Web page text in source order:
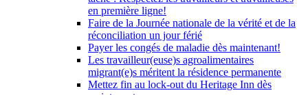
en première ligne!
Faire de la Journée nationale de la vérité et de la
réconciliation un jour férié
Payer les congés de maladie dès maintenant!
Les travailleur(euse)s agroalimentaires
migrant(e)s méritent la résidence permanente
Mettez fin au lock-out du Heritage Inn dès